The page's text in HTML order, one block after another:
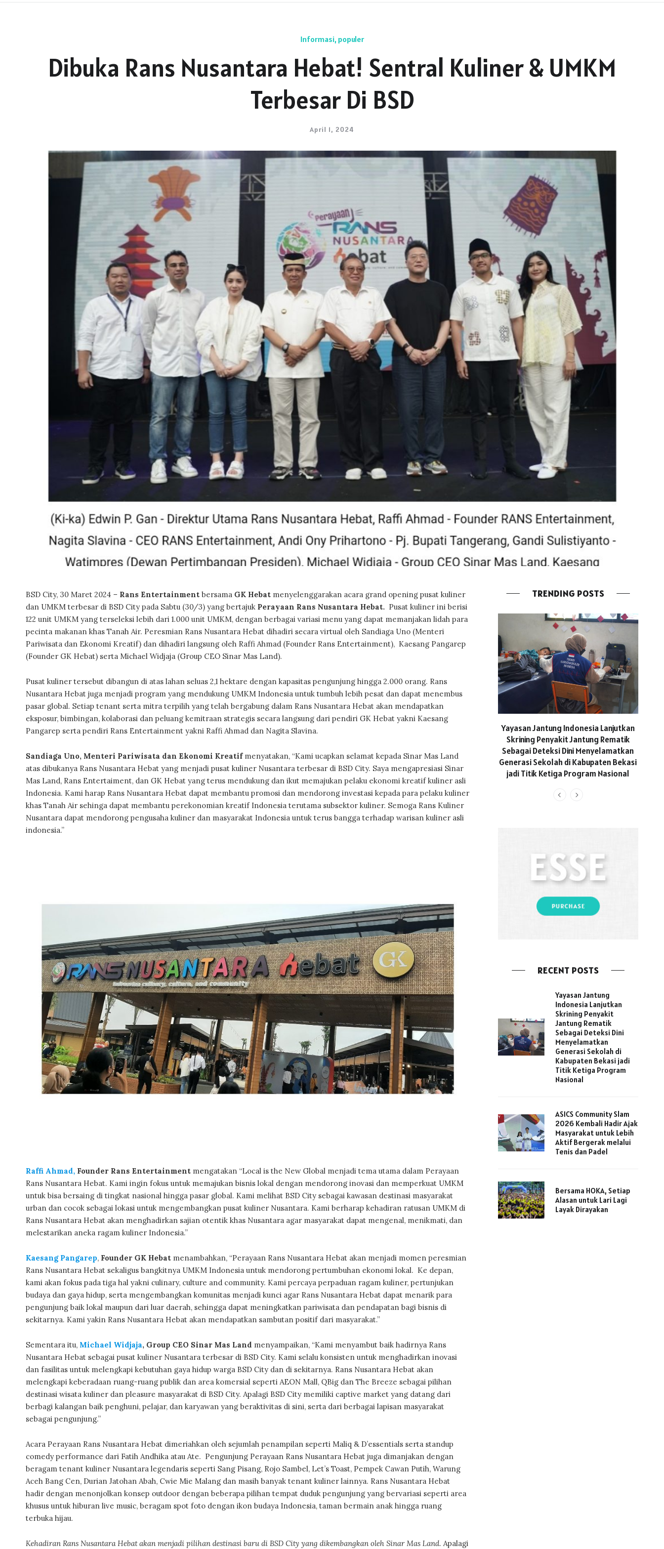
Informasi, populer
Dibuka Rans Nusantara Hebat! Sentral Kuliner & UMKM
Terbesar Di BSD
April 1, 2024
BSD City, 30 Maret 2024 – Rans Entertainment bersama GK Hebat menyelenggarakan acara grand opening pusat kuliner
dan UMKM terbesar di BSD City pada Sabtu (30/3) yang bertajuk Perayaan Rans Nusantara Hebat. Pusat kuliner ini berisi
122 unit UMKM yang terseleksi lebih dari 1.000 unit UMKM, dengan berbagai variasi menu yang dapat memanjakan lidah para
pecinta makanan khas Tanah Air. Peresmian Rans Nusantara Hebat dihadiri secara virtual oleh Sandiaga Uno (Menteri
Pariwisata dan Ekonomi Kreatif) dan dihadiri langsung oleh Raffi Ahmad (Founder Rans Entertainment), Kaesang Pangarep
(Founder GK Hebat) serta Michael Widjaja (Group CEO Sinar Mas Land).
Pusat kuliner tersebut dibangun di atas lahan seluas 2,1 hektare dengan kapasitas pengunjung hingga 2.000 orang. Rans
Nusantara Hebat juga menjadi program yang mendukung UMKM Indonesia untuk tumbuh lebih pesat dan dapat menembus
pasar global. Setiap tenant serta mitra terpilih yang telah bergabung dalam Rans Nusantara Hebat akan mendapatkan
eksposur, bimbingan, kolaborasi dan peluang kemitraan strategis secara langsung dari pendiri GK Hebat yakni Kaesang
Pangarep serta pendiri Rans Entertainment yakni Raffi Ahmad dan Nagita Slavina.
Sandiaga Uno, Menteri Pariwisata dan Ekonomi Kreatif menyatakan, “Kami ucapkan selamat kepada Sinar Mas Land
atas dibukanya Rans Nusantara Hebat yang menjadi pusat kuliner Nusantara terbesar di BSD City. Saya mengapresiasi Sinar
Mas Land, Rans Entertaiment, dan GK Hebat yang terus mendukung dan ikut memajukan pelaku ekonomi kreatif kuliner asli
Indonesia. Kami harap Rans Nusantara Hebat dapat membantu promosi dan mendorong investasi kepada para pelaku kuliner
khas Tanah Air sehinga dapat membantu perekonomian kreatif Indonesia terutama subsektor kuliner. Semoga Rans Kuliner
Nusantara dapat mendorong pengusaha kuliner dan masyarakat Indonesia untuk terus bangga terhadap warisan kuliner asli
indonesia.”
Raffi Ahmad, Founder Rans Entertainment mengatakan “Local is the New Global menjadi tema utama dalam Perayaan
Rans Nusantara Hebat. Kami ingin fokus untuk memajukan bisnis lokal dengan mendorong inovasi dan memperkuat UMKM
untuk bisa bersaing di tingkat nasional hingga pasar global. Kami melihat BSD City sebagai kawasan destinasi masyarakat
urban dan cocok sebagai lokasi untuk mengembangkan pusat kuliner Nusantara. Kami berharap kehadiran ratusan UMKM di
Rans Nusantara Hebat akan menghadirkan sajian otentik khas Nusantara agar masyarakat dapat mengenal, menikmati, dan
melestarikan aneka ragam kuliner Indonesia.”
Kaesang Pangarep, Founder GK Hebat menambahkan, “Perayaan Rans Nusantara Hebat akan menjadi momen peresmian
Rans Nusantara Hebat sekaligus bangkitnya UMKM Indonesia untuk mendorong pertumbuhan ekonomi lokal. Ke depan,
kami akan fokus pada tiga hal yakni culinary, culture and community. Kami percaya perpaduan ragam kuliner, pertunjukan
budaya dan gaya hidup, serta mengembangkan komunitas menjadi kunci agar Rans Nusantara Hebat dapat menarik para
pengunjung baik lokal maupun dari luar daerah, sehingga dapat meningkatkan pariwisata dan pendapatan bagi bisnis di
sekitarnya. Kami yakin Rans Nusantara Hebat akan mendapatkan sambutan positif dari masyarakat.”
Sementara itu, Michael Widjaja, Group CEO Sinar Mas Land menyampaikan, “Kami menyambut baik hadirnya Rans
Nusantara Hebat sebagai pusat kuliner Nusantara terbesar di BSD City. Kami selalu konsisten untuk menghadirkan inovasi
dan fasilitas untuk melengkapi kebutuhan gaya hidup warga BSD City dan di sekitarnya. Rans Nusantara Hebat akan
melengkapi keberadaan ruang-ruang publik dan area komersial seperti AEON Mall, QBig dan The Breeze sebagai pilihan
destinasi wisata kuliner dan pleasure masyarakat di BSD City. Apalagi BSD City memiliki captive market yang datang dari
berbagi kalangan baik penghuni, pelajar, dan karyawan yang beraktivitas di sini, serta dari berbagai lapisan masyarakat
sebagai pengunjung.”
Acara Perayaan Rans Nusantara Hebat dimeriahkan oleh sejumlah penampilan seperti Maliq & D’essentials serta standup
comedy performance dari Fatih Andhika atau Ate. Pengunjung Perayaan Rans Nusantara Hebat juga dimanjakan dengan
beragam tenant kuliner Nusantara legendaris seperti Sang Pisang, Rojo Sambel, Let’s Toast, Pempek Cawan Putih, Warung
Aceh Bang Cen, Durian Jatohan Abah, Cwie Mie Malang dan masih banyak tenant kuliner lainnya. Rans Nusantara Hebat
hadir dengan menonjolkan konsep outdoor dengan beberapa pilihan tempat duduk pengunjung yang bervariasi seperti area
khusus untuk hiburan live music, beragam spot foto dengan ikon budaya Indonesia, taman bermain anak hingga ruang
terbuka hijau.
Kehadiran Rans Nusantara Hebat akan menjadi pilihan destinasi baru di BSD City yang dikembangkan oleh Sinar Mas Land. Apalagi
TRENDING POSTS
Yayasan Jantung Indonesia Lanjutkan
Skrining Penyakit Jantung Rematik
Sebagai Deteksi Dini Menyelamatkan
Generasi Sekolah di Kabupaten Bekasi
jadi Titik Ketiga Program Nasional
RECENT POSTS
Yayasan Jantung
Indonesia Lanjutkan
Skrining Penyakit
Jantung Rematik
Sebagai Deteksi Dini
Menyelamatkan
Generasi Sekolah di
Kabupaten Bekasi jadi
Titik Ketiga Program
Nasional
ASICS Community Slam
2026 Kembali Hadir Ajak
Masyarakat untuk Lebih
Aktif Bergerak melalui
Tenis dan Padel
Bersama HOKA, Setiap
Alasan untuk Lari Lagi
Layak Dirayakan